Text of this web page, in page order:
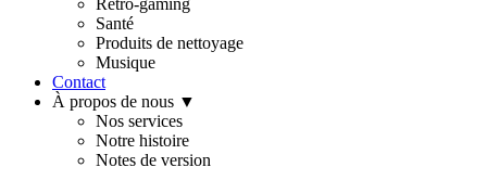
Retro-gaming
Santé
Produits de nettoyage
Musique
Contact
À propos de nous ▼
Nos services
Notre histoire
Notes de version